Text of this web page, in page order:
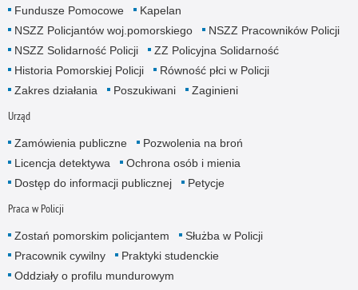
Fundusze Pomocowe
Kapelan
NSZZ Policjantów woj.pomorskiego
NSZZ Pracowników Policji
NSZZ Solidarność Policji
ZZ Policyjna Solidarność
Historia Pomorskiej Policji
Równość płci w Policji
Zakres działania
Poszukiwani Zaginieni
Urząd
Zamówienia publiczne
Pozwolenia na broń
Licencja detektywa
Ochrona osób i mienia
Dostęp do informacji publicznej
Petycje
Praca w Policji
Zostań pomorskim policjantem
Służba w Policji
Pracownik cywilny
Praktyki studenckie
Oddziały o profilu mundurowym